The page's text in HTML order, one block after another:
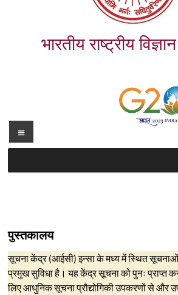
भारतीय राष्ट्रीय
1935 में
Menu
पुस्तकालय
सूचना केंद्र (आईसी) इन्सा के मध्य में स्थित
प्रमुख सुविधा है। यह केंद्र सूचना को पुनः प्राप्त
लिए आधुनिक सूचना प्रौद्योगिकी उपकरणों से और